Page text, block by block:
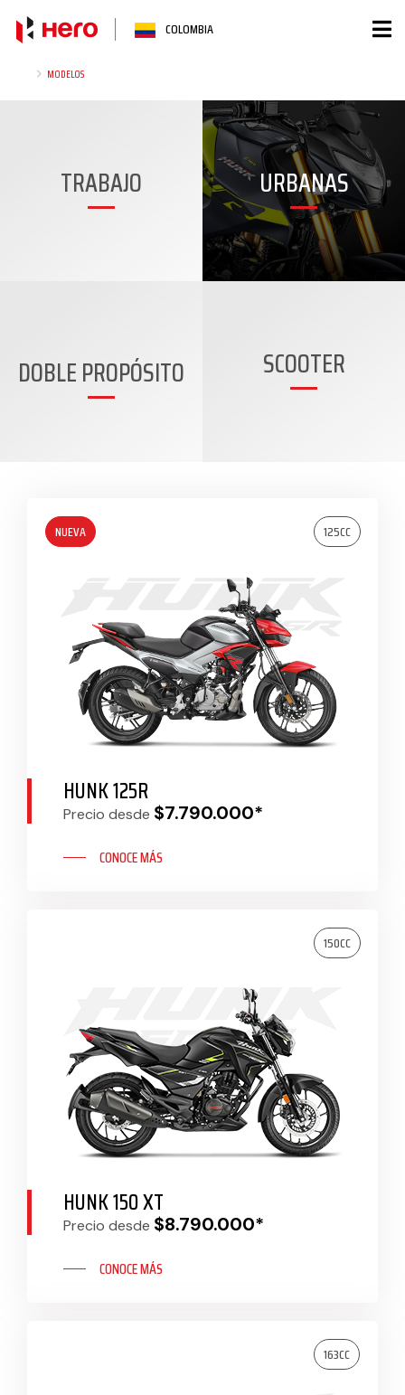
contenido
COLOMBIA
MODELOS
TRABAJO URBANAS
DOBLE PROPÓSITO SCOOTER
125CC
HUNK 125R
Precio desde $7.790.000*
CONOCE MÁS
150CC
HUNK 150 XT
Precio desde $8.790.000*
CONOCE MÁS
163CC